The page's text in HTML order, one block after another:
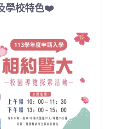
學校特色❤️